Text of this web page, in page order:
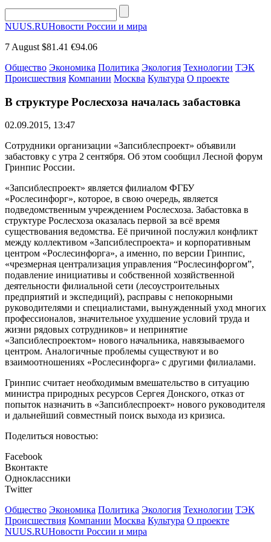
NUUS.RUНовости России и мира
7 August $81.41 €94.06
Общество Экономика Политика Экология Технологии ТЭК
Происшествия Компании Москва Культура О проекте
В структуре Рослесхоза началась забастовка
02.09.2015, 13:47
Сотрудники организации «Запсиблеспроект» объявили
забастовку с утра 2 сентября. Об этом сообщил Лесной форум
Гринпис России.
«Запсиблеспроект» является филиалом ФГБУ
«Рослесинфорг», которое, в свою очередь, является
подведомственным учреждением Рослесхоза. Забастовка в
структуре Рослесхоза оказалась первой за всё время
существования ведомства. Её причиной послужил конфликт
между коллективом «Запсиблеспроекта» и корпоративным
центром «Рослесинфорга», а именно, по версии Гринпис,
«чрезмерная централизация управления “Рослесинфоргом”,
подавление инициативы и собственной хозяйственной
деятельности филиальной сети (лесоустроительных
предприятий и экспедиций), расправы с непокорными
руководителями и специалистами, вынужденный уход многих
профессионалов, значительное ухудшение условий труда и
жизни рядовых сотрудников» и непринятие
«Запсиблеспроектом» нового начальника, навязываемого
центром. Аналогичные проблемы существуют и во
взаимоотношениях «Рослесинфорга» с другими филиалами.
Гринпис считает необходимым вмешательство в ситуацию
министра природных ресурсов Сергея Донского, отказ от
попыток назначить в «Запсиблеспроект» нового руководителя
и дальнейший совместный поиск выхода из кризиса.
Поделиться новостью:
Facebook
Вконтакте
Одноклассники
Twitter
Общество Экономика Политика Экология Технологии ТЭК
Происшествия Компании Москва Культура О проекте
NUUS.RUНовости России и мира